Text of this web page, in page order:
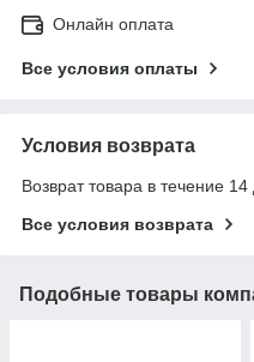
Онлайн оплата
Все условия оплаты
Условия возврата
Возврат товара в течение
Все условия возврата
Подобные товары